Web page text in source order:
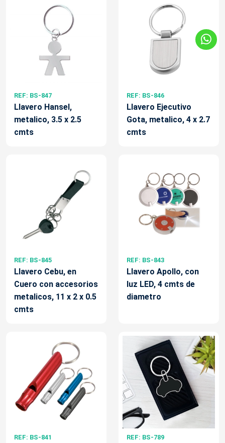
REF: BS-847
Llavero Hansel,
metalico, 3.5 x 2.5
cmts
REF: BS-846
Llavero Ejecutivo
Gota, metalico, 4 x 2.7
cmts
REF: BS-845
Llavero Cebu, en
Cuero con accesorios
metalicos, 11 x 2 x 0.5
cmts
REF: BS-843
Llavero Apollo, con
luz LED, 4 cmts de
diametro
REF: BS-841 REF: BS-789